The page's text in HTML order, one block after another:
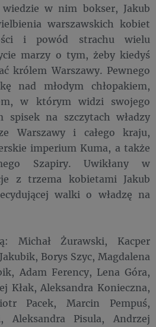
w nim bokser, Jakub
warszawskich kobiet
i powód strachu wielu
marzy o tym, żeby kiedyś
królem Warszawy. Pewnego
nad młodym chłopakiem,
w którym widzi swojego
spisek na szczytach władzy
Warszawy i całego kraju,
imperium Kuma, a także
Szapiry. Uwikłany w
z trzema kobietami Jakub
walki o władzę na
Michał Żurawski, Kacper
Borys Szyc, Magdalena
Adam Ferency, Lena Góra,
Kłak, Aleksandra Konieczna,
Pacek, Marcin Pempuś,
Aleksandra Pisula, Andrzej